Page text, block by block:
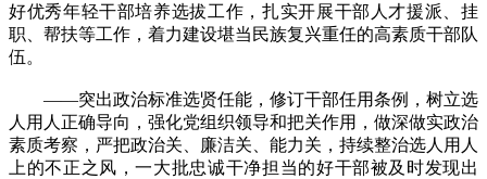
好优秀年轻干部培养选拔工作，扎实开展干部人才援派、挂
职、帮扶等工作，着力建设堪当民族复兴重任的高素质干部队
伍。
——突出政治标准选贤任能，修订干部任用条例，树立选
人用人正确导向，强化党组织领导和把关作用，做深做实政治
素质考察，严把政治关、廉洁关、能力关，持续整治选人用人
上的不正之风，一大批忠诚干净担当的好干部被及时发现出